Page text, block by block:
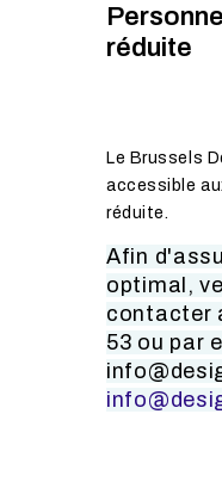
réduite
Le Brussels
accessible
réduite.
Afin
optimal,
contacter
53 ou par